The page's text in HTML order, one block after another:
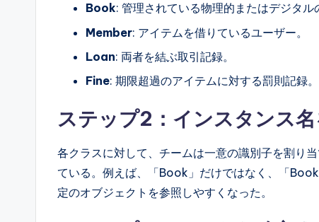
Book: 管理されている物理的またはデジタル
Member: アイテムを借りているユーザー。
Loan: 両者を結ぶ取引記録。
Fine: 期限超過のアイテムに対する罰則記録。
ステップ2：インスタンス
各クラスに対して、チームは一意の識別子を割り
ている。例えば、「Book」だけではなく、「
定のオブジェクトを参照しやすくなった。